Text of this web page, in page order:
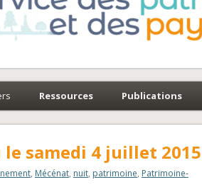
Ressources Publications
samedi 4 juillet 2015
, Mécénat, nuit, patrimoine, Patrimoine-